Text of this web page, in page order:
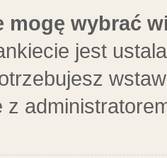
mogę wybrać
jest
z